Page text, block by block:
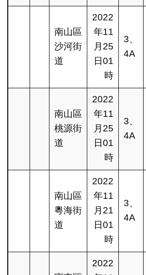
南山區
沙河街
道
2022
年11
月25
日01
時
3、
4A
南山區
桃源街
道
2022
年11
月25
日01
時
3、
4A
南山區
粵海街
道
2022
年11
月21
日01
時
3、
4A
2022